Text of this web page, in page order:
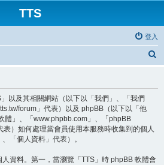
TTS
登入
以及其相關網站（以下以「我們」、「我們
forum」代表）以及 phpBB（以下以「他
體」、「www.phpbb.com」、「phpBB
）如何處理當會員使用本服務時收集到的個人
「個人資料」代表）。
資料。第一，當瀏覽「TTS」時 phpBB 軟體會